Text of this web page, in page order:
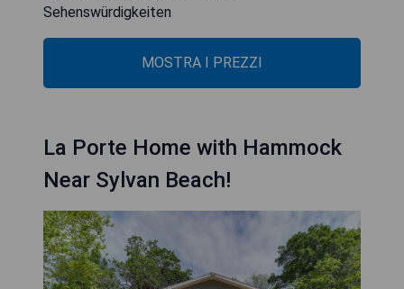
Sehenswürdigkeiten
MOSTRA I PREZZI
La Porte Home with Hammock
Near Sylvan Beach!